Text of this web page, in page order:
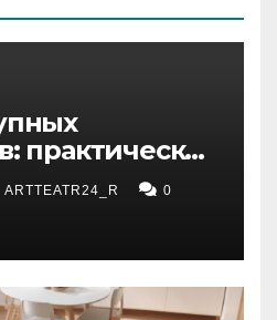
практические
ARTTEATR24_R 0